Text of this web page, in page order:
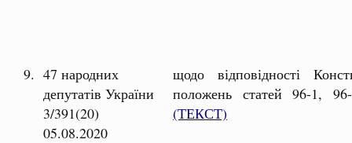
9. 47 народних
депутатів України
3/391(20)
05.08.2020
щодо відповідності
положень статей 96-1,
(ТЕКСТ)